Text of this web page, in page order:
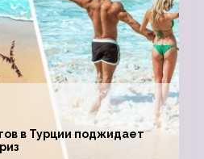
в Турции поджидает